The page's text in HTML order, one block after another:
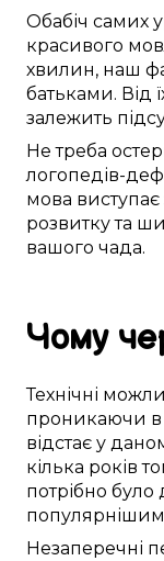
Обабіч самих
красивого
хвилин, наш
батьками. Від
залежить
Нетреба
логопедів-
мова виступає
розвитку та
вашого чада.
Чому
Технічні
проникаючи в
відстає у
кілька років
потрібно було
популярнішим
Незаперечні